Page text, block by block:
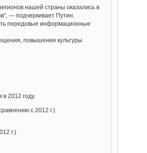
нашей страны оказались в
— подчеркивает Путин.
передовые информационные
повышения культуры
2012 году.
с 2012 г.).
г.).